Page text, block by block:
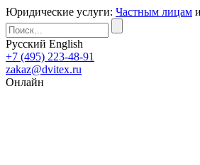
Юридические услуги: Частным лицам и
Русский English
+7 (495) 223-48-91
zakaz@dvitex.ru
Онлайн